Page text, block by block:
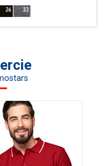
YKK; dwie
5000